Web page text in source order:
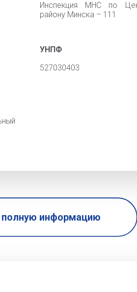
Инспекция МНС по
району Минска – 111
УНПФ
527030403
полную информацию